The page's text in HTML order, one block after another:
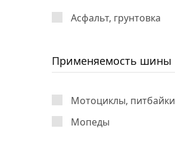
Асфальт, грунтовка
Применяемость шины
Мотоциклы, питбайки
Мопеды